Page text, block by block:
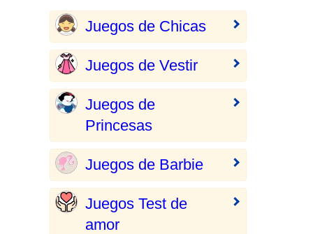
Juegos de Chicas
Juegos de Vestir
Juegos de
Princesas
Juegos de Barbie
Juegos Test de
amor